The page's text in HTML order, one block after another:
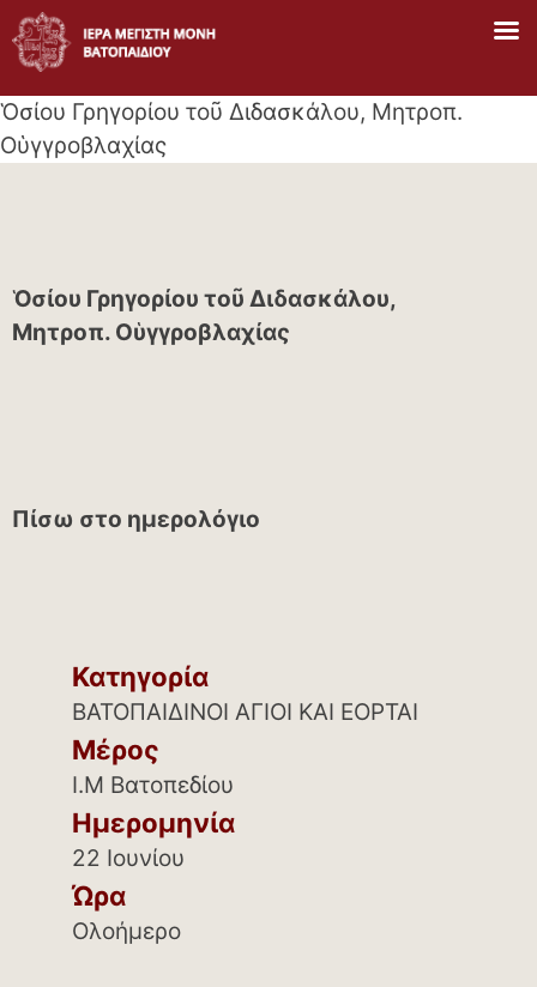
Skip
to
Ὁσίου Γρηγορίου τοῦ Διδασκάλου, Μητροπ.
Οὑγγροβλαχίας
Ὁσίου Γρηγορίου τοῦ Διδασκάλου,
Μητροπ. Οὑγγροβλαχίας
Πίσω στο ημερολόγιο
Κατηγορία
ΒΑΤΟΠΑΙΔΙΝΟΙ ΑΓΙΟΙ ΚΑΙ ΕΟΡΤΑΙ
Μέρος
Ι.Μ Βατοπεδίου
Ημερομηνία
22 Ιουνίου
Ώρα
Ολοήμερο